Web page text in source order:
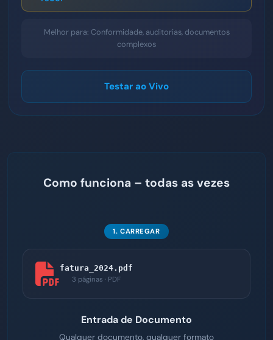
Melhor para: Conformidade, auditorias, documentos
complexos
Testar ao Vivo
Como funciona – todas as vezes
1. CARREGAR
fatura_2024.pdf
3 páginas · PDF
Entrada de Documento
Qualquer documento, qualquer formato